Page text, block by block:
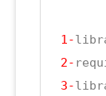
1-
2-
3-